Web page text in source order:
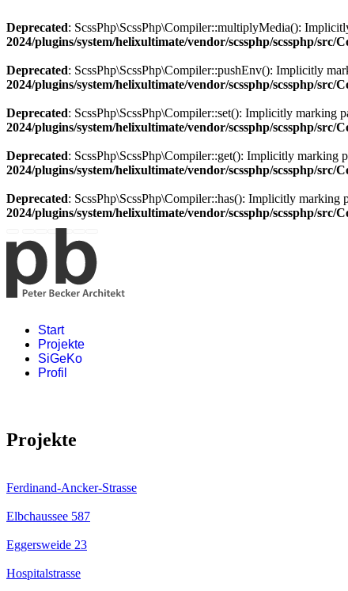
Deprecated: ScssPhp\ScssPhp\Compiler::multiplyMedia():
2024/plugins/system/helixultimate/vendor/scssphp/scssphp/src/
Deprecated: ScssPhp\ScssPhp\Compiler::pushEnv(): Implicitly
2024/plugins/system/helixultimate/vendor/scssphp/scssphp/src/
Deprecated: ScssPhp\ScssPhp\Compiler::set(): Implicitly marking
2024/plugins/system/helixultimate/vendor/scssphp/scssphp/src/
Deprecated: ScssPhp\ScssPhp\Compiler::get(): Implicitly marking
2024/plugins/system/helixultimate/vendor/scssphp/scssphp/src/
Deprecated: ScssPhp\ScssPhp\Compiler::has(): Implicitly marking
2024/plugins/system/helixultimate/vendor/scssphp/scssphp/src/
Start
Projekte
SiGeKo
Profil
Projekte
Ferdinand-Ancker-Strasse
Elbchaussee 587
Eggersweide 23
Hospitalstrasse